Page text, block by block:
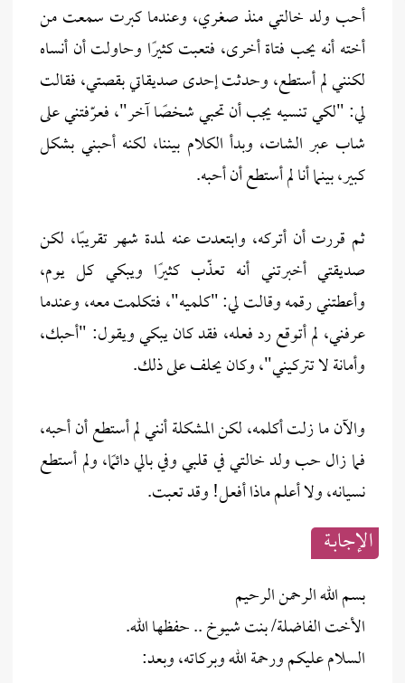
أحب ولد خالتي منذ صغري، وعندما كبرت سمعت من
أخته أنه يحب فتاة أخرى، فتعبت كثيرًا وحاولت أن أنساه
لكنني لم أستطع، وحدثت إحدى صديقاتي بقصتي، فقالت
لي: "لكي تنسيه يجب أن تحبي شخصًا آخر"، فعرّفتني على
شاب عبر الشات، وبدأ الكلام بيننا، لكنه أحبني بشكل
كبير، بينما أنا لم أستطع أن أحبه.
ثم قررت أن أتركه، وابتعدت عنه لمدة شهر تقريبًا، لكن
صديقتي أخبرتني أنه تعذّب كثيرًا ويبكي كل يوم،
وأعطتني رقمه وقالت لي: "كلميه"، فتكلمت معه، وعندما
عرفني، لم أتوقع رد فعله، فقد كان يبكي ويقول: "أحبك،
وأمانة لا تتركيني"، وكان يحلف على ذلك.
والآن ما زلت أكلمه، لكن المشكلة أنني لم أستطع أن أحبه،
فما زال حب ولد خالتي في قلبي وفي بالي دائمًا، ولم أستطع
نسيانه، ولا أعلم ماذا أفعل! وقد تعبت.
الإجابــة
بسم الله الرحمن الرحيم
الأخت الفاضلة/ بنت شيوخ .. حفظها الله.
السلام عليكم ورحمة الله وبركاته، وبعد: